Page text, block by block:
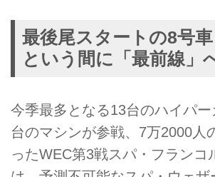
最後尾スタートの8号
という間に「最前線」
今季最多となる13台のハイパ
台のマシンが参戦、7万2000人
ったWEC第3戦スパ・フランコ